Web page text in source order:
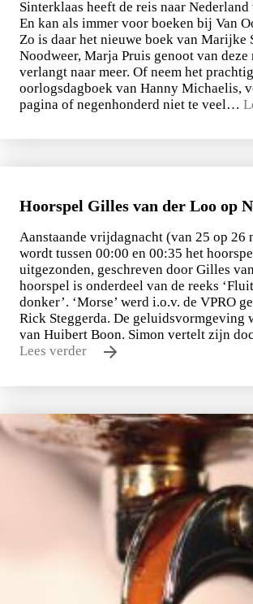
Sinterklaas heeft de reis naar
En kan als immer voor boeken bij Van
Zo is daar het nieuwe boek van Marijke
Noodweer, Marja Pruis genoot van deze
verlangt naar meer. Of neem het prachtig
oorlogsdagboek van Hanny Michaelis,
pagina of negenhonderd niet te veel…
Hoorspel Gilles van der Loo op
Aanstaande vrijdagnacht (van 25 op 26
wordt tussen 00:00 en 00:35 het
uitgezonden, geschreven door Gilles
hoorspel is onderdeel van de reeks
donker’. ‘Morse’ werd i.o.v. de VPRO
Rick Steggerda. De geluidsvormgeving
van Huibert Boon. Simon vertelt zijn
Lees verder